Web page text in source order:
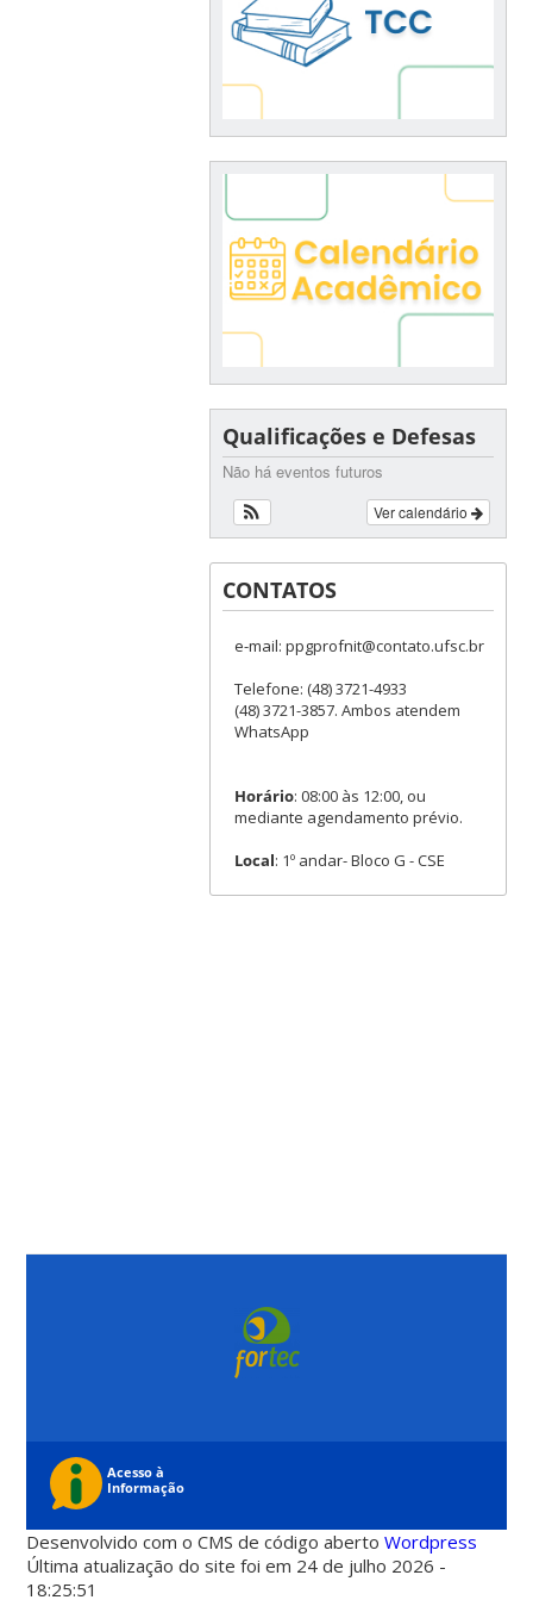
Qualificações e Defesas
Não há eventos futuros
Ver calendário
CONTATOS
e-mail: ppgprofnit@contato.ufsc.br
Telefone: (48) 3721-4933
(48) 3721-3857. Ambos atendem
WhatsApp
Horário: 08:00 às 12:00, ou
mediante agendamento prévio.
Local: 1º andar- Bloco G - CSE
Desenvolvido com o CMS de código abertoWordpress
Última atualização do site foi em 24 de julho 2026 -
18:25:51